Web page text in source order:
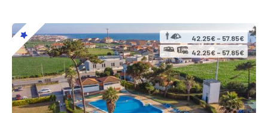
42.25€ – 57.85€
42.25€ – 57.85€